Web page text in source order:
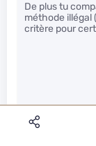
De plus tu
méthode illégal
critère pour